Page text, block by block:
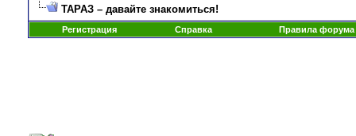
ТАРАЗ – давайте знакомиться!
Регистрация Справка Правила форума